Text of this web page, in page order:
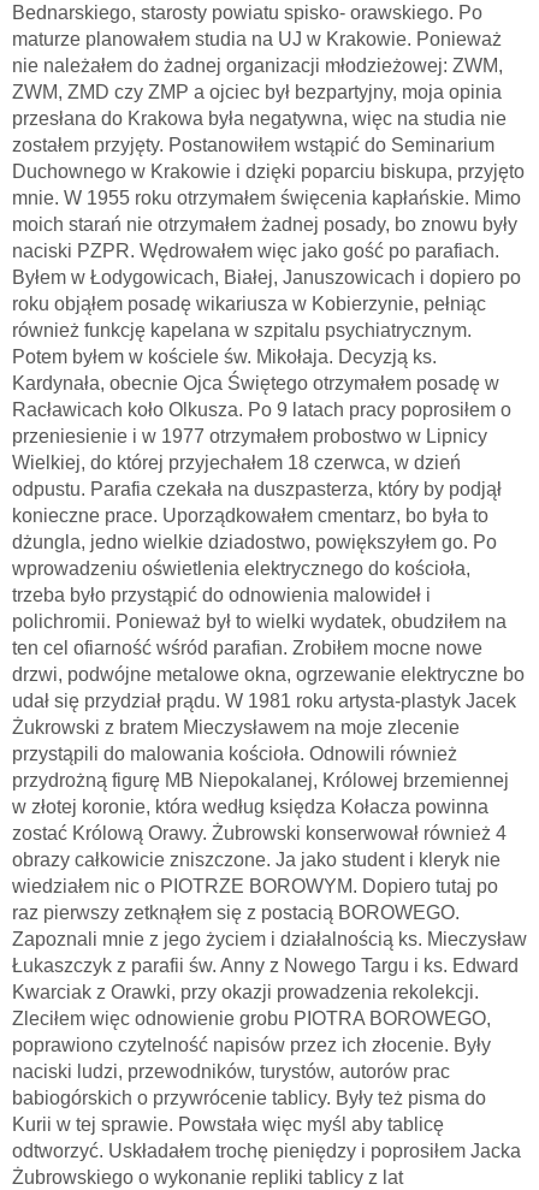
Bednarskiego, starosty powiatu spisko- orawskiego. Po
maturze planowałem studia na UJ w Krakowie. Ponieważ
nie należałem do żadnej organizacji młodzieżowej: ZWM,
ZWM, ZMD czy ZMP a ojciec był bezpartyjny, moja opinia
przesłana do Krakowa była negatywna, więc na studia nie
zostałem przyjęty. Postanowiłem wstąpić do Seminarium
Duchownego w Krakowie i dzięki poparciu biskupa, przyjęto
mnie. W 1955 roku otrzymałem święcenia kapłańskie. Mimo
moich starań nie otrzymałem żadnej posady, bo znowu były
naciski PZPR. Wędrowałem więc jako gość po parafiach.
Byłem w Łodygowicach, Białej, Januszowicach i dopiero po
roku objąłem posadę wikariusza w Kobierzynie, pełniąc
również funkcję kapelana w szpitalu psychiatrycznym.
Potem byłem w kościele św. Mikołaja. Decyzją ks.
Kardynała, obecnie Ojca Świętego otrzymałem posadę w
Racławicach koło Olkusza. Po 9 latach pracy poprosiłem o
przeniesienie i w 1977 otrzymałem probostwo w Lipnicy
Wielkiej, do której przyjechałem 18 czerwca, w dzień
odpustu. Parafia czekała na duszpasterza, który by podjął
konieczne prace. Uporządkowałem cmentarz, bo była to
dżungla, jedno wielkie dziadostwo, powiększyłem go. Po
wprowadzeniu oświetlenia elektrycznego do kościoła,
trzeba było przystąpić do odnowienia malowideł i
polichromii. Ponieważ był to wielki wydatek, obudziłem na
ten cel ofiarność wśród parafian. Zrobiłem mocne nowe
drzwi, podwójne metalowe okna, ogrzewanie elektryczne bo
udał się przydział prądu. W 1981 roku artysta-plastyk Jacek
Żukrowski z bratem Mieczysławem na moje zlecenie
przystąpili do malowania kościoła. Odnowili również
przydrożną figurę MB Niepokalanej, Królowej brzemiennej
w złotej koronie, która według księdza Kołacza powinna
zostać Królową Orawy. Żubrowski konserwował również 4
obrazy całkowicie zniszczone. Ja jako student i kleryk nie
wiedziałem nic o PIOTRZE BOROWYM. Dopiero tutaj po
raz pierwszy zetknąłem się z postacią BOROWEGO.
Zapoznali mnie z jego życiem i działalnością ks. Mieczysław
Łukaszczyk z parafii św. Anny z Nowego Targu i ks. Edward
Kwarciak z Orawki, przy okazji prowadzenia rekolekcji.
Zleciłem więc odnowienie grobu PIOTRA BOROWEGO,
poprawiono czytelność napisów przez ich złocenie. Były
naciski ludzi, przewodników, turystów, autorów prac
babiogórskich o przywrócenie tablicy. Były też pisma do
Kurii w tej sprawie. Powstała więc myśl aby tablicę
odtworzyć. Uskładałem trochę pieniędzy i poprosiłem Jacka
Żubrowskiego o wykonanie repliki tablicy z lat